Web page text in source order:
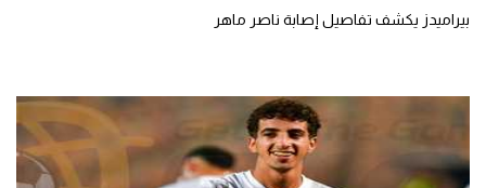
بيراميدز يكشف تفاصيل إصابة ناصر ماهر